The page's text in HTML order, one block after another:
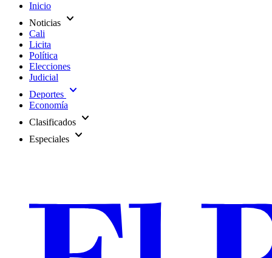
Inicio
Noticias expand_more
Cali
Licita
Política
Elecciones
Judicial
Deportes expand_more
Economía
Clasificados expand_more
Especiales expand_more